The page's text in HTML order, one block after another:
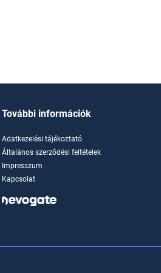
További információk
Adatkezelési tájékoztató
Általános szerződési feltételek
Impresszum
Kapcsolat